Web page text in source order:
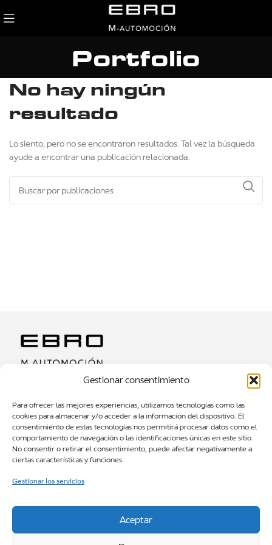
Gestionar consentimiento
Para ofrecer las mejores experiencias, utilizamos tecnologías como las
cookies para almacenar y/o acceder a la información del dispositivo. El
consentimiento de estas tecnologías nos permitirá procesar datos como el
comportamiento de navegación o las identificaciones únicas en este sitio.
No consentir o retirar el consentimiento, puede afectar negativamente a
ciertas características y funciones.
Gestionar los servicios
Aceptar
Portfolio
No hay ningún
resultado
Lo siento, pero no se encontraron resultados. Tal vez la búsqueda
ayude a encontrar una publicación relacionada.
MODELOS SUV
TEST DRIVE
NOTICIAS
SOBRE NOSOTROS
EBRO M AUTOMOCIÓN BARCELONA
Gran Via de les Corts Catalanes, 484, L’Eixample, 08015
Barcelona